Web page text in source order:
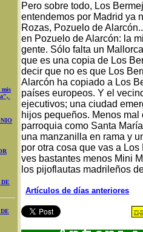
mis
Pero sobre todo, Los
entendemos por Madrid ya
Rozas, Pozuelo de
en Pozuelo de Alarcón: la
gente. Sólo falta un
que es una copia de Los
decir que no es que Los
Alarcón ha copiado a Los
países europeos. Y el
ejecutivos; una ciudad
hijos pequeños. Menos
parroquia como Santa
una manzanilla en rama y
por otra cosa que vas a
ves bastantes menos Mini
los pijoflautas madrileños
Artículos de días anteriores